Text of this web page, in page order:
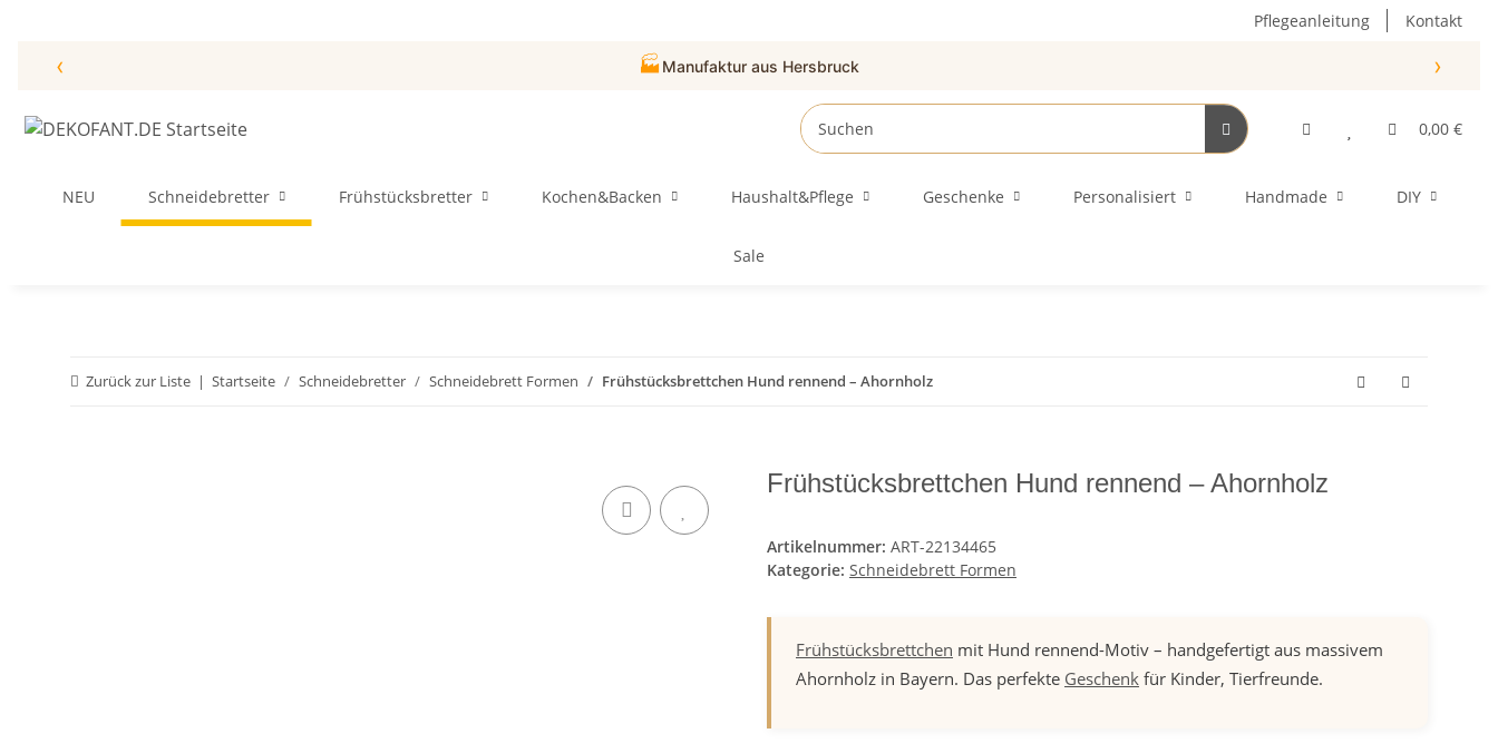
Pflegeanleitung Kontakt
‹ 🏭 Manufaktur aus Hersbruck ›
0,00 €
NEU Schneidebretter Frühstücksbretter Kochen&Backen Haushalt&Pflege Geschenke Personalisiert Handmade DIY
Sale
Zurück zur Liste Startseite Schneidebretter Schneidebrett Formen Frühstücksbrettchen Hund rennend – Ahornholz
Frühstücksbrettchen Hund rennend – Ahornholz
Artikelnummer: ART-22134465
Kategorie: Schneidebrett Formen
Frühstücksbrettchen mit Hund rennend-Motiv – handgefertigt aus massivem
Ahornholz in Bayern. Das perfekte Geschenk für Kinder, Tierfreunde.